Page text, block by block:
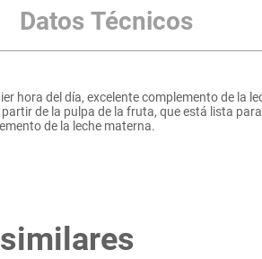
Datos Técnicos
del día, excelente complemento de la
de la pulpa de la fruta, que está lista
de la leche materna.